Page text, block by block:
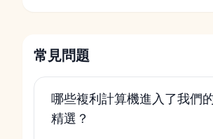
常見問題
哪些複利計算機進入了我們
精選？